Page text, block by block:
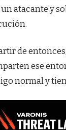
atacante y
de
ese
normal y